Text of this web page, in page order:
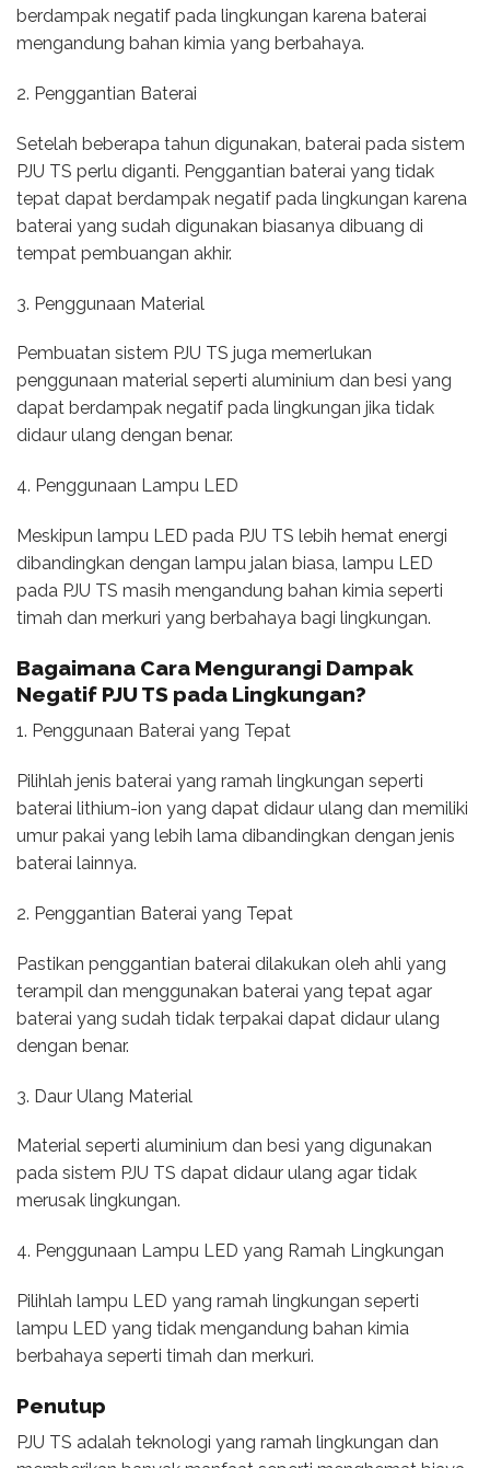
berdampak negatif pada lingkungan karena baterai
mengandung bahan kimia yang berbahaya.
2. Penggantian Baterai
Setelah beberapa tahun digunakan, baterai pada sistem
PJU TS perlu diganti. Penggantian baterai yang tidak
tepat dapat berdampak negatif pada lingkungan karena
baterai yang sudah digunakan biasanya dibuang di
tempat pembuangan akhir.
3. Penggunaan Material
Pembuatan sistem PJU TS juga memerlukan
penggunaan material seperti aluminium dan besi yang
dapat berdampak negatif pada lingkungan jika tidak
didaur ulang dengan benar.
4. Penggunaan Lampu LED
Meskipun lampu LED pada PJU TS lebih hemat energi
dibandingkan dengan lampu jalan biasa, lampu LED
pada PJU TS masih mengandung bahan kimia seperti
timah dan merkuri yang berbahaya bagi lingkungan.
Bagaimana Cara Mengurangi Dampak
Negatif PJU TS pada Lingkungan?
1. Penggunaan Baterai yang Tepat
Pilihlah jenis baterai yang ramah lingkungan seperti
baterai lithium-ion yang dapat didaur ulang dan memiliki
umur pakai yang lebih lama dibandingkan dengan jenis
baterai lainnya.
2. Penggantian Baterai yang Tepat
Pastikan penggantian baterai dilakukan oleh ahli yang
terampil dan menggunakan baterai yang tepat agar
baterai yang sudah tidak terpakai dapat didaur ulang
dengan benar.
3. Daur Ulang Material
Material seperti aluminium dan besi yang digunakan
pada sistem PJU TS dapat didaur ulang agar tidak
merusak lingkungan.
4. Penggunaan Lampu LED yang Ramah Lingkungan
Pilihlah lampu LED yang ramah lingkungan seperti
lampu LED yang tidak mengandung bahan kimia
berbahaya seperti timah dan merkuri.
Penutup
PJU TS adalah teknologi yang ramah lingkungan dan